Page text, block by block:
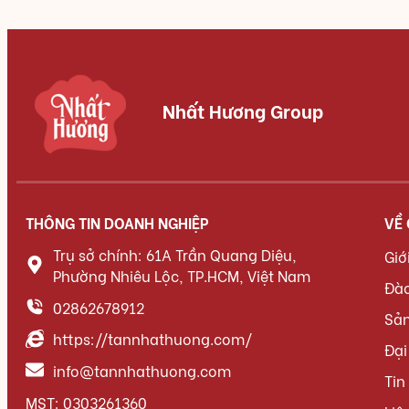
Nhất Hương Group
THÔNG TIN DOANH NGHIỆP
Trụ sở chính: 61A Trần Quang Diệu,
Phường Nhiêu Lộc, TP.HCM, Việt Nam
02862678912
https://tannhathuong.com/
info@tannhathuong.com
MST: 0303261360
VỀ
Đại
Tin